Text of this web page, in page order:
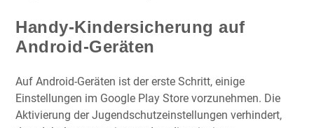
Handy-Kindersicherung auf
Android-Geräten
Auf Android-Geräten ist der erste Schritt, einige
Einstellungen im Google Play Store vorzunehmen. Die
Aktivierung der Jugendschutzeinstellungen verhindert,